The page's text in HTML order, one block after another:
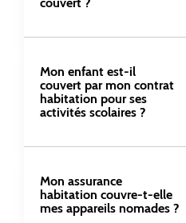
Mon enfant est-il
couvert par mon contrat
habitation pour ses
Mon assurance
habitation couvre-t-elle